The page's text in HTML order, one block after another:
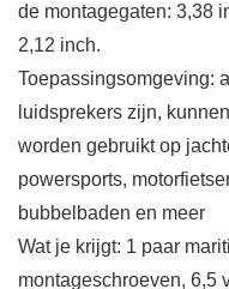
de montagegaten: 3,38
2,12 inch.
Toepassingsomgeving:
luidsprekers zijn,
worden gebruikt op
powersports,
bubbelbaden en meer
Wat je krijgt: 1 paar
montageschroeven, 6,5